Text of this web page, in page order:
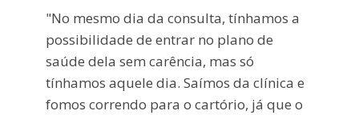
"No mesmo dia da consulta, tínhamos a
possibilidade de entrar no plano de
saúde dela sem carência, mas só
tínhamos aquele dia. Saímos da clínica e
fomos correndo para o cartório, já que o